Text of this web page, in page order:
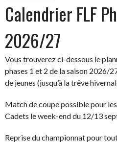
Calendrier FLF
2026/27
Vous trouverez ci-dessous le
phases 1 et 2 de la saison 2026/
de jeunes (jusqu’à la trêve
Match de coupe possible pour
Cadets le week-end du 12/13
Reprise du championnat pour